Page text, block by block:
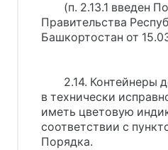
(п. 2.13.1 введен
Правительства
Башкортостан от
2.14. Контейнеры
в технически
иметь цветовую
соответствии с
Порядка.